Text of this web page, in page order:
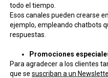
todo el tiempo.
Esos canales pueden crearse
ejemplo, empleando chatbots
respuestas.
Promociones
Para agradecer a los clientes
que se suscriban a un